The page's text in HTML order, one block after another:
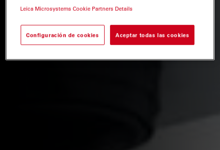
Leica Microsystems Cookie Partners Details
Configuración de cookies Aceptar todas las cookies